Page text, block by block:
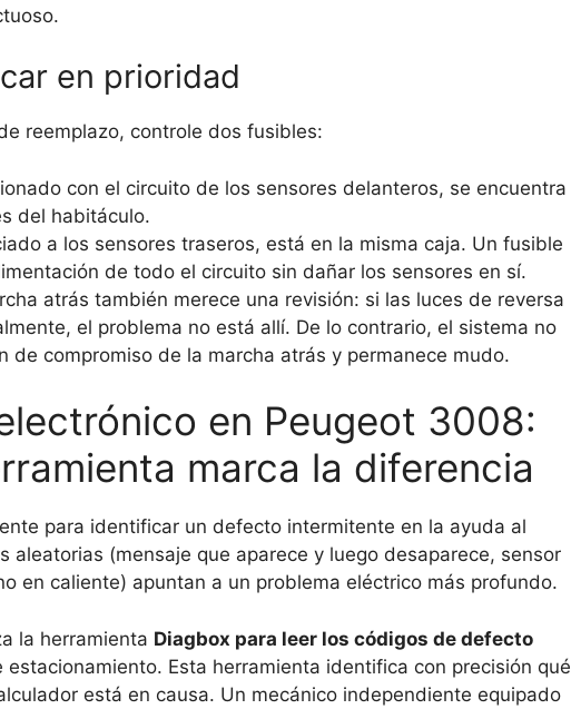
en prioridad
reemplazo, controle dos fusibles:
con el circuito de los sensores delanteros, se encuentra
del habitáculo.
a los sensores traseros, está en la misma caja. Un fusible
de todo el circuito sin dañar los sensores en sí.
atrás también merece una revisión: si las luces de reversa
el problema no está allí. De lo contrario, el sistema no
de compromiso de la marcha atrás y permanece mudo.
en Peugeot 3008:
marca la diferencia
para identificar un defecto intermitente en la ayuda al
aleatorias (mensaje que aparece y luego desaparece, sensor
en caliente) apuntan a un problema eléctrico más profundo.
la herramienta Diagbox para leer los códigos de defecto
Esta herramienta identifica con precisión qué
está en causa. Un mecánico independiente equipado